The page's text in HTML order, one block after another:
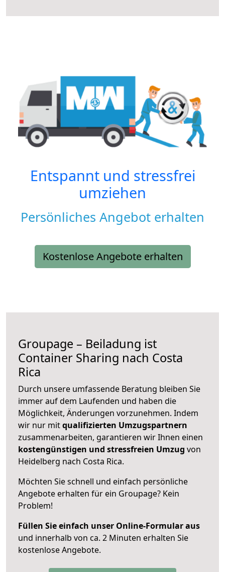
Entspannt und stressfrei
umziehen
Persönliches Angebot erhalten
Kostenlose Angebote erhalten
Groupage – Beiladung ist
Container Sharing nach Costa
Rica
Durch unsere umfassende Beratung bleiben Sie
immer auf dem Laufenden und haben die
Möglichkeit, Änderungen vorzunehmen. Indem
wir nur mitqualifizierten Umzugspartnern
zusammenarbeiten, garantieren wir Ihnen einen
kostengünstigen und stressfreien Umzug von
Heidelberg nach Costa Rica.
Möchten Sie schnell und einfach persönliche
Angebote erhalten für ein Groupage? Kein
Problem!
Füllen Sie einfach unser Online-Formular aus
und innerhalb von ca. 2 Minuten erhalten Sie
kostenlose Angebote.